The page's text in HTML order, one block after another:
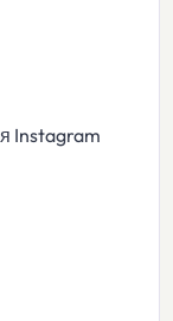
Instagram